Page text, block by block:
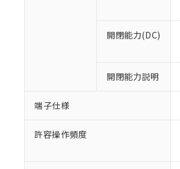
開閉能力(DC)
開閉能力説明
端子仕様
許容操作頻度